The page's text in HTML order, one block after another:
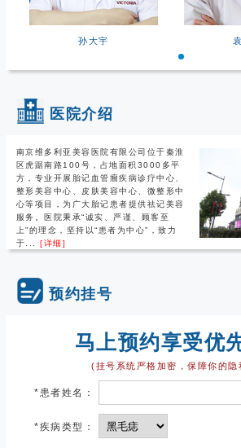
孙大宇
医院介绍
南京维多利亚美容医院有限公司位于秦淮
区虎踞南路100号，占地面积3000多平
方，专业开展胎记血管瘤疾病诊疗中心、
整形美容中心、皮肤美容中心、微整形中
心等项目，为广大胎记患者提供祛记美容
服务。医院秉承“诚实、严谨、顾客至
上”的理念，坚持以“患者为中心”，致力
于...[详细]
预约挂号
马上预约享受优
(挂号系统严格加密，保障你的隐
*患者姓名：
*疾病类型：